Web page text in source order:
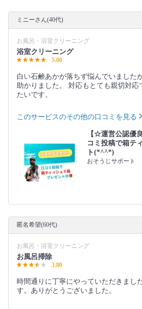
ミニーさん(40代)
お風呂・浴室クリーニング
浴室クリーニング
5.00
白い石鹸あかが落ちず悩んでいました
助かりました。 対応もとても親切対応
たいです。
このサービスのその他の口コミを見る
【☆運営公認優
コミ投稿で箱テ
ト(*^^*)
おそうじサポート
匿名希望(60代)
お風呂・浴室クリーニング
お風呂掃除
3.80
時間通りに丁寧にやっていただきまし
す。ありがとうございました。